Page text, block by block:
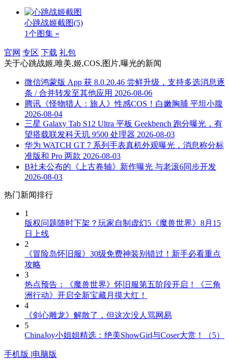
心跳战姬截图(5)
1个图集 »
官网 专区 下载 礼包
关于心跳战姬,唯美,姬,COS,图片,曝光的新闻
微信鸿蒙版 App 获 8.0.20.46 尝鲜升级，支持多选消息逐
条 / 合并转发至其他应用 2026-08-06
腾讯《怪物猎人：旅人》性感COS！白嫩胸脯 平坦小腹
2026-08-04
三星 Galaxy Tab S12 Ultra 平板 Geekbench 跑分曝光，有
望搭载联发科天玑 9500 处理器 2026-08-03
华为 WATCH GT 7 系列手表真机外观曝光，消息称分标
准版和 Pro 两款 2026-08-03
B社未公布的《上古卷轴》新作曝光 与老滚6同步开发
2026-08-03
热门新闻排行
1
版权问题随时下架？玩家自制虚幻5《魔兽世界》8月15
日上线
2
《冒险岛怀旧服》30级免费神装别错过！新手必看重点
攻略
3
热点预告：《魔兽世界》怀旧服第五阶段开启！《三角
洲行动》开启全新宝藏月摸大红！
4
《剑心雕龙》解散了，但这次没人骂网易
5
ChinaJoy小姐姐精选：绝美ShowGirl与Coser大赏！（5）
手机版 |电脑版